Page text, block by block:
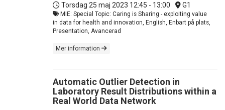
Torsdag 25 maj 2023 12:45 - 13:00 G1
MIE: Special Topic: Caring is Sharing - exploiting value
in data for health and innovation, English, Enbart på plats,
Presentation, Avancerad
Mer information
Automatic Outlier Detection in
Laboratory Result Distributions within a
Real World Data Network